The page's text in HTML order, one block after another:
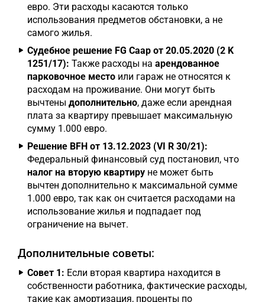
евро. Эти расходы касаются только
использования предметов обстановки, а не
самого жилья.
Судебное решение FG Саар от 20.05.2020 (2 K
1251/17): Также расходы на арендованное
парковочное место или гараж не относятся к
расходам на проживание. Они могут быть
вычтены дополнительно, даже если арендная
плата за квартиру превышает максимальную
сумму 1.000 евро.
Решение BFH от 13.12.2023 (VI R 30/21):
Федеральный финансовый суд постановил, что
налог на вторую квартиру не может быть
вычтен дополнительно к максимальной сумме
1.000 евро, так как он считается расходами на
использование жилья и подпадает под
ограничение на вычет.
Дополнительные советы:
Совет 1: Если вторая квартира находится в
собственности работника, фактические расходы,
такие как амортизация, проценты по